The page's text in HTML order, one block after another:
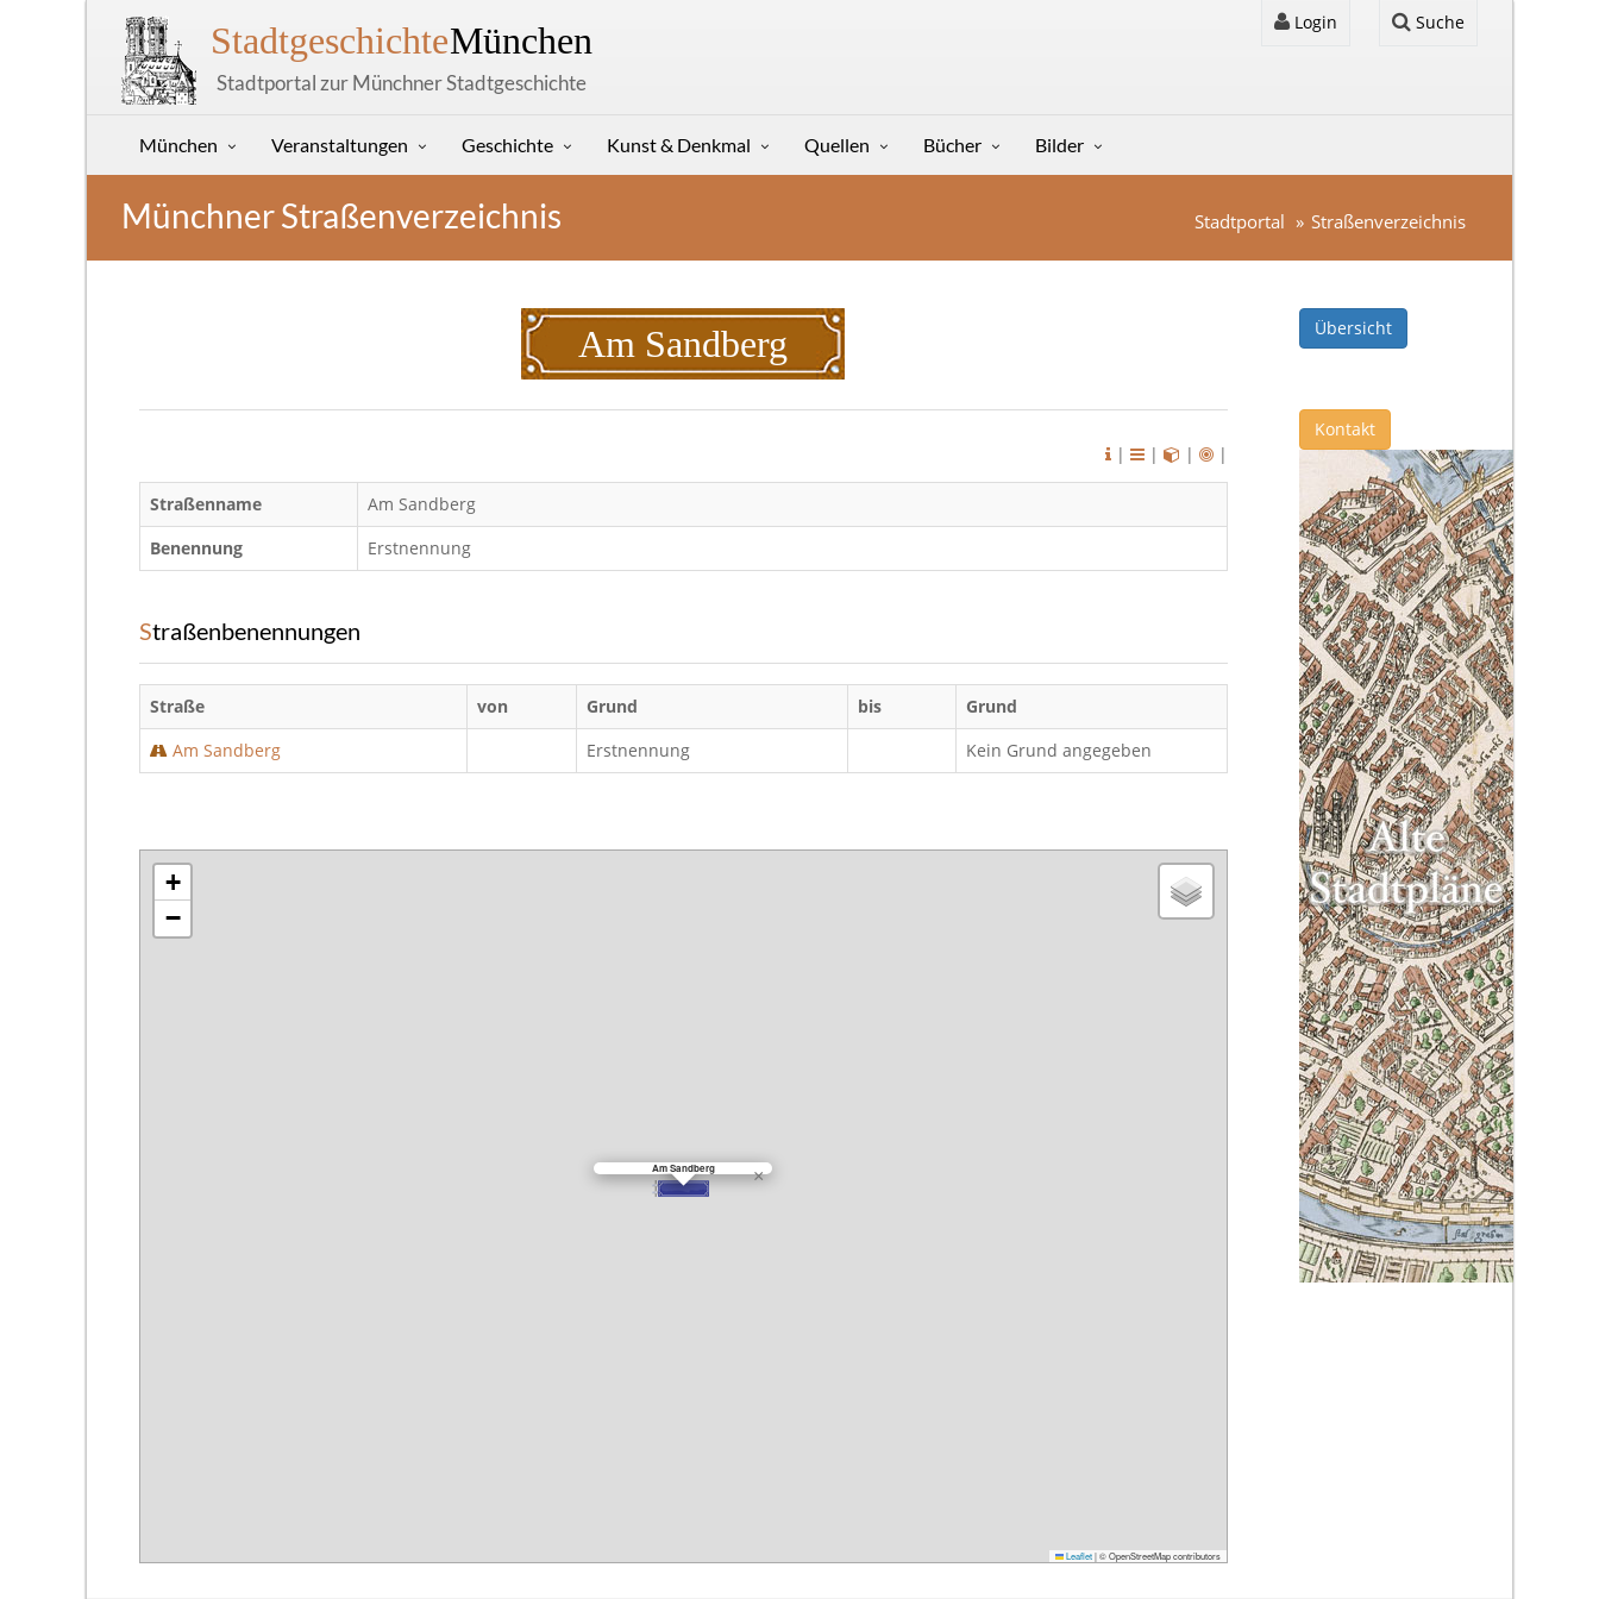
StadtgeschichteMünchen
Stadtportal zur Münchner Stadtgeschichte
Login Suche
München Veranstaltungen Geschichte Kunst & Denkmal Quellen Bücher Bilder
Münchner Straßenverzeichnis Stadtportal Straßenverzeichnis
Am Sandberg
| | | |
Straßenname
Am Sandberg
Benennung
Erstnennung
Straßenbenennungen
Straße von Grund bis
Grund
Am Sandberg
Erstnennung Kein Grund angegeben
Am Sandberg ×
+
−
Leaflet|© OpenStreetMap contributors
Übersicht
Kontakt